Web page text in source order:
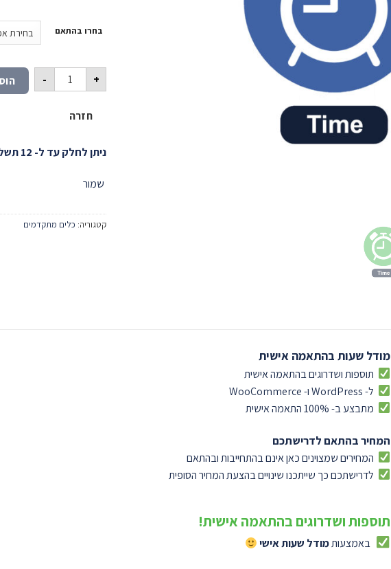
בחרו בהתאם
-
כמות של מודל שעות
+
חזרה
ניתן לחלק עד ל- 12 תשלומים!
שמור
קטגוריה: כלים מתקדמים
מודל שעות בהתאמה אישית
תוספות ושדרוגים בהתאמה אישית
ל- WordPress ו- WooCommerce
מתבצע ב- 100% התאמה אישית
המחיר בהתאם לדרישתכם
המחירים שמצוינים כאן אינם בהתחייבות ובהתאם
לדרישתכם כך שייתכנו שינויים בהצעת המחיר הסופית
תוספות ושדרוגים בהתאמה אישית!
באמצעותמודל שעות אישי